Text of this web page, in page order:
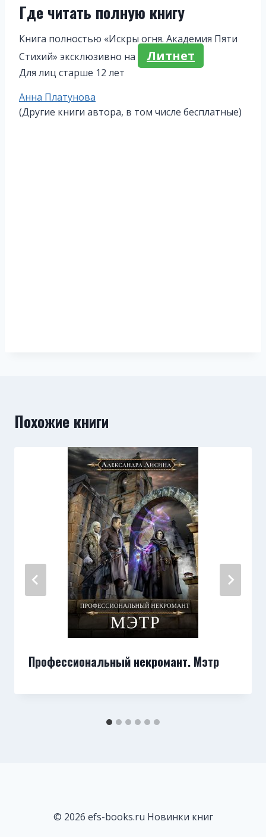
Где читать полную книгу
Книга полностью «Искры огня. Академия Пяти
Стихий» эксклюзивно на
Литнет
Для лиц старше 12 лет
Метки
записи:
Анна Платунова
(Другие книги автора, в том числе бесплатные)
Похожие книги
Профессиональный некромант. Мэтр
© 2026 efs-books.ru Новинки книг